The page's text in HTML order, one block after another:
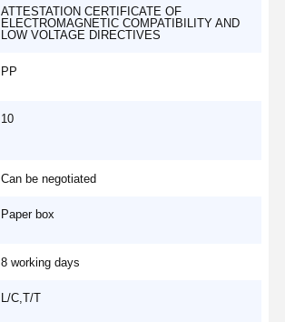
ATTESTATION CERTIFICATE OF
ELECTROMAGNETIC COMPATIBILITY AND
LOW VOLTAGE DIRECTIVES
PP
10
Can be negotiated
Paper box
8 working days
L/C,T/T